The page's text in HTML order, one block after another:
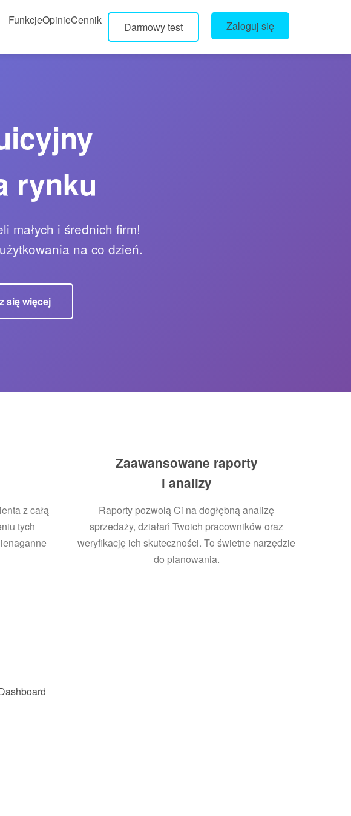
FunkcjeOpinieCennik
Darmowy test Zaloguj się
rynku
małych i średnich firm!
na co dzień.
się więcej
z całą
tych
Zaawansowane raporty
i analizy
Raporty pozwolą Ci na dogłębną analizę
sprzedaży, działań Twoich pracowników oraz
weryfikację ich skuteczności. To świetne narzędzie
do planowania.